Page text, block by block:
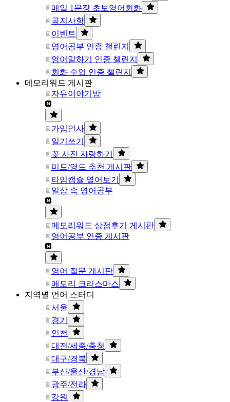
매일 1문장 초보영어회화
공지사항
이벤트
영어공부 인증 챌린지
영어말하기 인증 챌린지
회화 수업 인증 챌린지
메모리워드 게시판
자유이야기방
가입인사
일기쓰기
꽃 사진 자랑하기
미드/영드 추천 게시판
타임캡슐 열어보기
일상 속 영어공부
메모리워드 상점후기 게시판
영어공부 인증 게시판
영어 질문 게시판
메모리 크리스마스
지역별 언어 스터디
서울
경기
인천
대전/세종/충청
대구/경북
부산/울산/경남
광주/전라
강원